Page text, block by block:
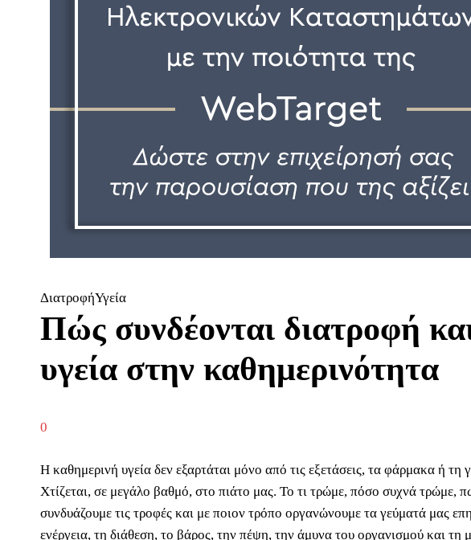
ΔιατροφήΥγεία
Πώς συνδέονται διατροφή
υγεία στην καθημερινότητα
0
Η καθημερινή υγεία δεν εξαρτάται μόνο από τις εξετάσεις, τα φάρμακα ή τη
Χτίζεται, σε μεγάλο βαθμό, στο πιάτο μας. Το τι τρώμε, πόσο συχνά τρώμε,
συνδυάζουμε τις τροφές και με ποιον τρόπο οργανώνουμε τα γεύματά μας
ενέργεια, τη διάθεση, το βάρος, την πέψη, την άμυνα του οργανισμού και τη